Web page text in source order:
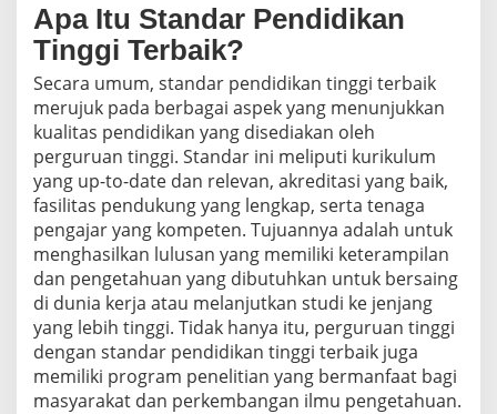
Apa Itu Standar Pendidikan
Tinggi Terbaik?
Secara umum, standar pendidikan tinggi terbaik
merujuk pada berbagai aspek yang menunjukkan
kualitas pendidikan yang disediakan oleh
perguruan tinggi. Standar ini meliputi kurikulum
yang up-to-date dan relevan, akreditasi yang baik,
fasilitas pendukung yang lengkap, serta tenaga
pengajar yang kompeten. Tujuannya adalah untuk
menghasilkan lulusan yang memiliki keterampilan
dan pengetahuan yang dibutuhkan untuk bersaing
di dunia kerja atau melanjutkan studi ke jenjang
yang lebih tinggi. Tidak hanya itu, perguruan tinggi
dengan standar pendidikan tinggi terbaik juga
memiliki program penelitian yang bermanfaat bagi
masyarakat dan perkembangan ilmu pengetahuan.